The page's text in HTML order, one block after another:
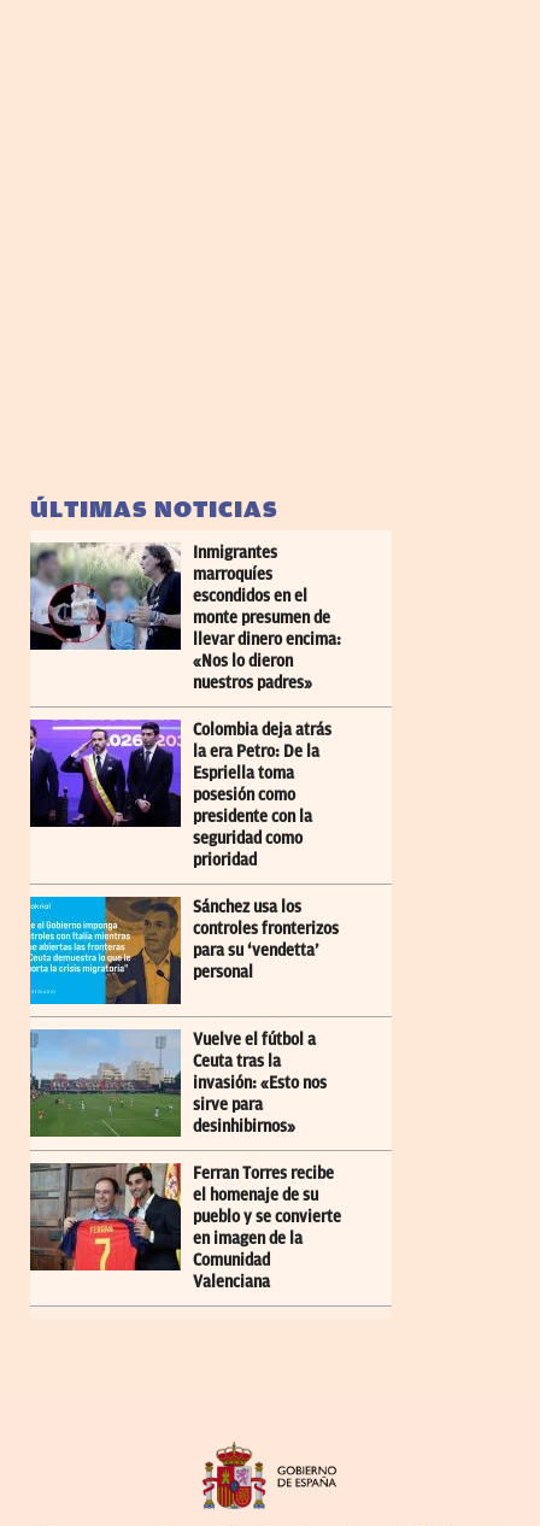
ÚLTIMAS NOTICIAS
Inmigrantes
marroquíes
escondidos en el
monte presumen de
llevar dinero encima:
«Nos lo dieron
nuestros padres»
Colombia deja atrás
la era Petro: De la
Espriella toma
posesión como
presidente con la
seguridad como
prioridad
Sánchez usa los
controles fronterizos
para su ‘vendetta’
personal
Vuelve el fútbol a
Ceuta tras la
invasión: «Esto nos
sirve para
desinhibirnos»
Ferran Torres recibe
el homenaje de su
pueblo y se convierte
en imagen de la
Comunidad
Valenciana